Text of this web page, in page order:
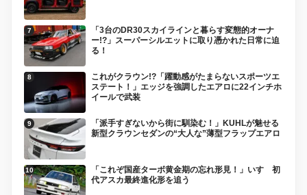
「3台のDR30スカイラインと暮らす変態的オーナ
ー!?」スーパーシルエットに取り憑かれた日常に迫
る！
これがクラウン!?「躍動感がたまらないスポーツエ
ステート！」エッジを強調したエアロに22インチホ
イールで武装
「派手すぎないから街に馴染む！」KUHLが魅せる
新型クラウンセダンの“大人な”薄型フラップエアロ
「これぞ国産ターボ黄金期の忘れ形見！」いすゞ初
代アスカ最終進化形を追う